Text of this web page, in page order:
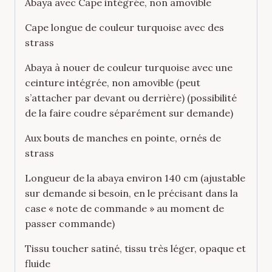
Cape longue de couleur turquoise avec des
strass
Abaya à nouer de couleur turquoise avec une
ceinture intégrée, non amovible (peut
s’attacher par devant ou derrière) (possibilité
de la faire coudre séparément sur demande)
Aux bouts de manches en pointe, ornés de
strass
Longueur de la abaya environ 140 cm (ajustable
sur demande si besoin, en le précisant dans la
case « note de commande » au moment de
passer commande)
Tissu toucher satiné, tissu très léger, opaque et
fluide